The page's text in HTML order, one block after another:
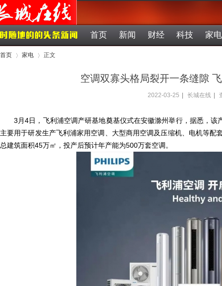
首页 新闻 财经 科技 家电
首页 家电 正文
空调双寡头格局裂开一条缝隙
2022-03-25 长城在线
3月4日，飞利浦空调产研基地奠基仪式在安徽滁州举行，据悉，
主要用于研发生产飞利浦家用空调、大型商用空调及压缩机、电机等
总建筑面积45万㎡，投产后预计年产能为500万套空调。